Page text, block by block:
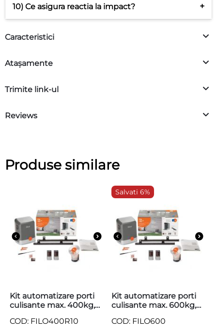
10) Ce asigura reactia la impact? +
Caracteristici
Atașamente
Trimite link-ul
Reviews
Produse similare
Kit automatizare porti
culisante max. 400kg,
COD: FILO400R10
Salvati 6%
Kit automatizare porti
culisante max. 600kg,
COD: FILO600